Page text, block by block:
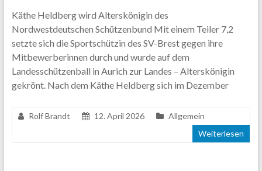
Käthe Heldberg wird Alterskönigin des
Nordwestdeutschen Schützenbund Mit einem Teiler 7,2
setzte sich die Sportschützin des SV-Brest gegen ihre
Mitbewerberinnen durch und wurde auf dem
Landesschützenball in Aurich zur Landes – Alterskönigin
gekrönt. Nach dem Käthe Heldberg sich im Dezember
Rolf Brandt 12. April 2026
Allgemein
Weiterlesen